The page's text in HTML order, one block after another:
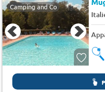
Camping and Co